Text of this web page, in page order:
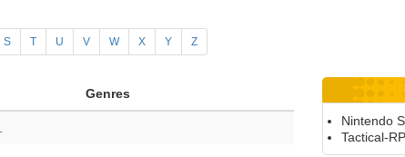
S T U V W X Y Z
Genres
Nintendo
Tactical-